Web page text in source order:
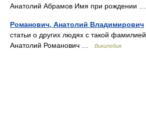
Анатолий Абрамов Имя при рождении
Романович, Анатолий Владимирович
статьи о других людях с такой
Анатолий Романович …
Википедия